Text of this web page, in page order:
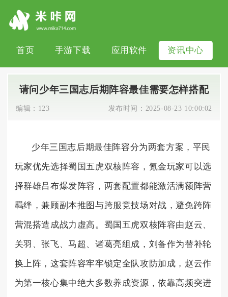
首页 手游下载 应用软件 资讯中心
请问少年三国志后期阵容最佳需要怎样搭配
编辑： 123 发布时间： 2025-08-23 10:00:02
少年三国志后期最佳阵容分为两套方案，平民
玩家优先选择蜀国五虎双核阵容，氪金玩家可以选
择群雄吕布爆发阵容，两套配置都能激活满额阵营
羁绊，兼顾副本推图与跨服竞技场对战，避免跨阵
营混搭造成战力虚高。蜀国五虎双核阵容由赵云、
关羽、张飞、马超、诸葛亮组成，刘备作为替补轮
换上阵，这套阵容牢牢锁定全队攻防加成，赵云作
为第一核心集中绝大多数养成资源，依靠高频突进